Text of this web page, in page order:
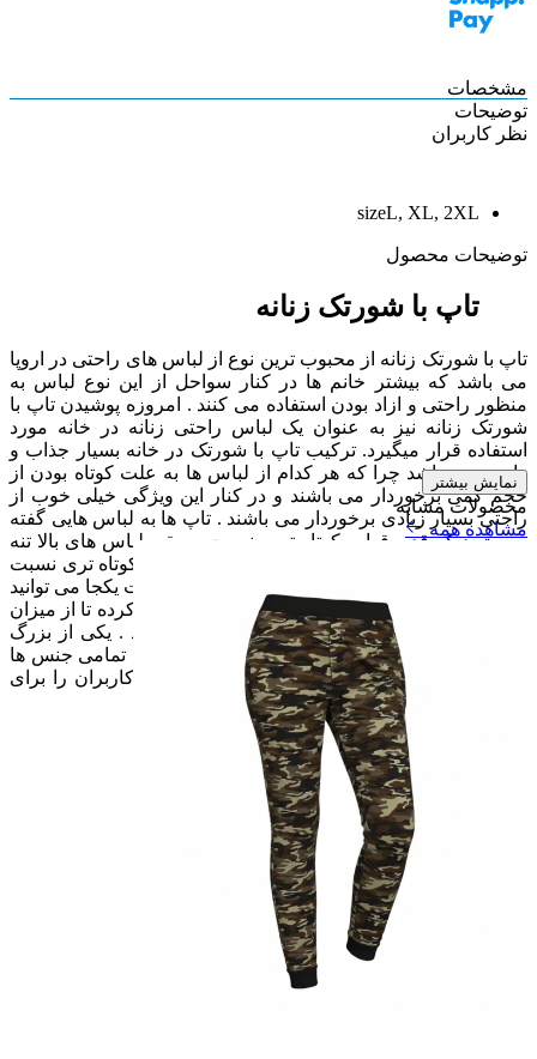
مشخصات
توضیحات
نظر کاربران
sizeL, XL, 2XL
توضیحات محصول
تاپ با شورتک زنانه
تاپ با شورتک زنانه از محبوب ترین نوع از لباس های راحتی در اروپا
می باشد که بیشتر خانم ها در کنار سواحل از این نوع لباس به
منظور راحتی و ازاد بودن استفاده می کنند . امروزه پوشیدن تاپ با
شورتک زنانه نیز به عنوان یک لباس راحتی زنانه در خانه مورد
استفاده قرار میگیرد. ترکیب تاپ با شورتک در خانه بسیار جذاب و
راحت می باشد چرا که هر کدام از لباس ها به علت کوتاه بودن از
حجم کمی برخوردار می باشند و در کنار این ویژگی خیلی خوب از
راحتی بسیار زیادی برخوردار می باشند . تاپ ها به لباس هایی گفته
می شود که قد و قواره کوتاه ترین نسبت به بقیه لباس های بالا تنه
دارند و شورتک به لباس های گفته می شود که قد کوتاه تری نسبت
به شلوارک دارند . برای خرید این نوع لباس به صورت یکجا می توانید
تیشرت و شلوارک زنانه سویکس
مراجعه کرده تا از میزان
قیمت و طرح ها و رنگ های متفاوت بهرمند شوید . یکی از بزرگ
ترین مزیت هایبرند ایرانی سویکساین میباشد که تمامی جنس ها
از بهترین کیفیت و رنگ بندی تولیید شده تا دست کاربران را برای
انتخاب هریک باز بگذارد.
نمایش بیشتر
محصولات مشابه
مشاهده همه